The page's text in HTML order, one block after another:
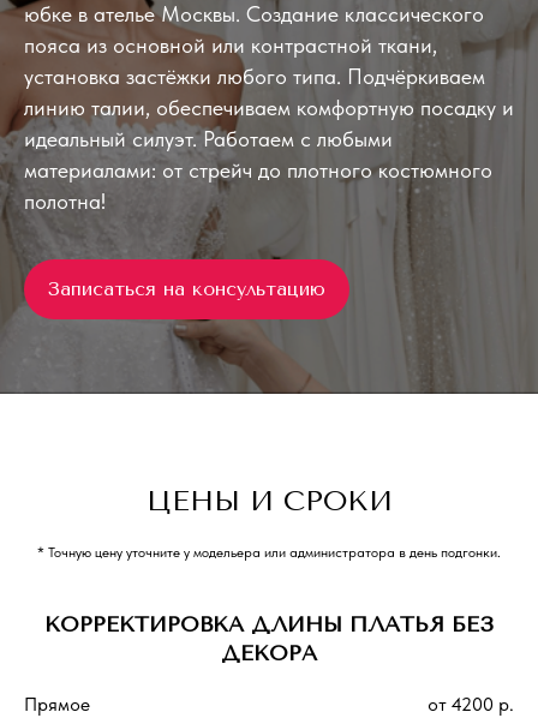
юбке в ателье Москвы. Создание классического
пояса из основной или контрастной ткани,
установка застёжки любого типа. Подчёркиваем
линию талии, обеспечиваем комфортную посадку и
идеальный силуэт. Работаем с любыми
материалами: от стрейч до плотного костюмного
полотна!
Записаться на консультацию
ЦЕНЫ И СРОКИ
* Точную цену уточните у модельера или администратора в день подгонки.
КОРРЕКТИРОВКА ДЛИНЫ ПЛАТЬЯ БЕЗ
ДЕКОРА
Прямое от 4200 р.